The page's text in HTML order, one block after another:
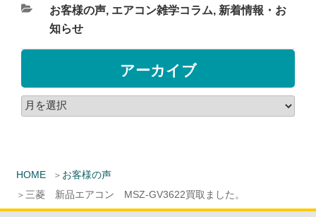
HOME
お客様の声
三菱 新品エアコン MSZ-GV3622買取ました。
お客様の声, エアコン雑学コラム, 新着情報・お
知らせ
アーカイブ